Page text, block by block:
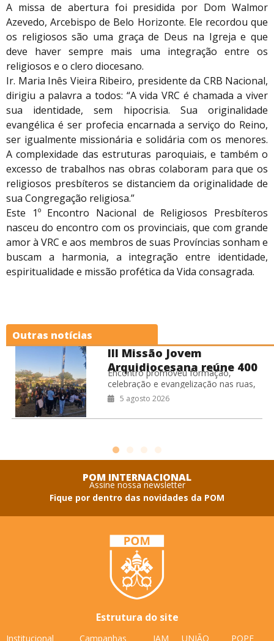
A missa de abertura foi presidida por Dom Walmor
Azevedo, Arcebispo de Belo Horizonte. Ele recordou que
os religiosos são uma graça de Deus na Igreja e que
deve haver sempre mais uma integração entre os
religiosos e o clero diocesano.
Ir. Maria Inês Vieira Ribeiro, presidente da CRB Nacional,
dirigiu a palavra a todos: “A vida VRC é chamada a viver
sua identidade, sem hipocrisia. Sua originalidade
evangélica é ser profecia encarnada a serviço do Reino,
ser igualmente missionária e solidária com os menores.
A complexidade das estruturas paroquiais, e também o
excesso de trabalhos nas obras colaboram para que os
religiosos presbíteros se distanciem da originalidade de
sua Congregação religiosa.”
Este 1º Encontro Nacional de Religiosos Presbíteros
nasceu do encontro com os provinciais, que com grande
amor à VRC e aos membros de suas Províncias sonham e
buscam a harmonia, a integração entre identidade,
espiritualidade e missão profética da Vida consagrada.
Outras notícias
III Missão Jovem
Arquidiocesana reúne 400
jovens no RJ
Encontro promoveu formação,
celebração e evangelização nas ruas,
fortalecendo o compromisso missionário
da juventude da Arquidiocese de São
Sebastião do Rio de Janeiro.
5 agosto 2026
POM INTERNACIONAL
Assine nossa newsletter
Fique por dentro das novidades da POM
Estrutura do site
Institucional Campanhas IAM UNIÃO POPF